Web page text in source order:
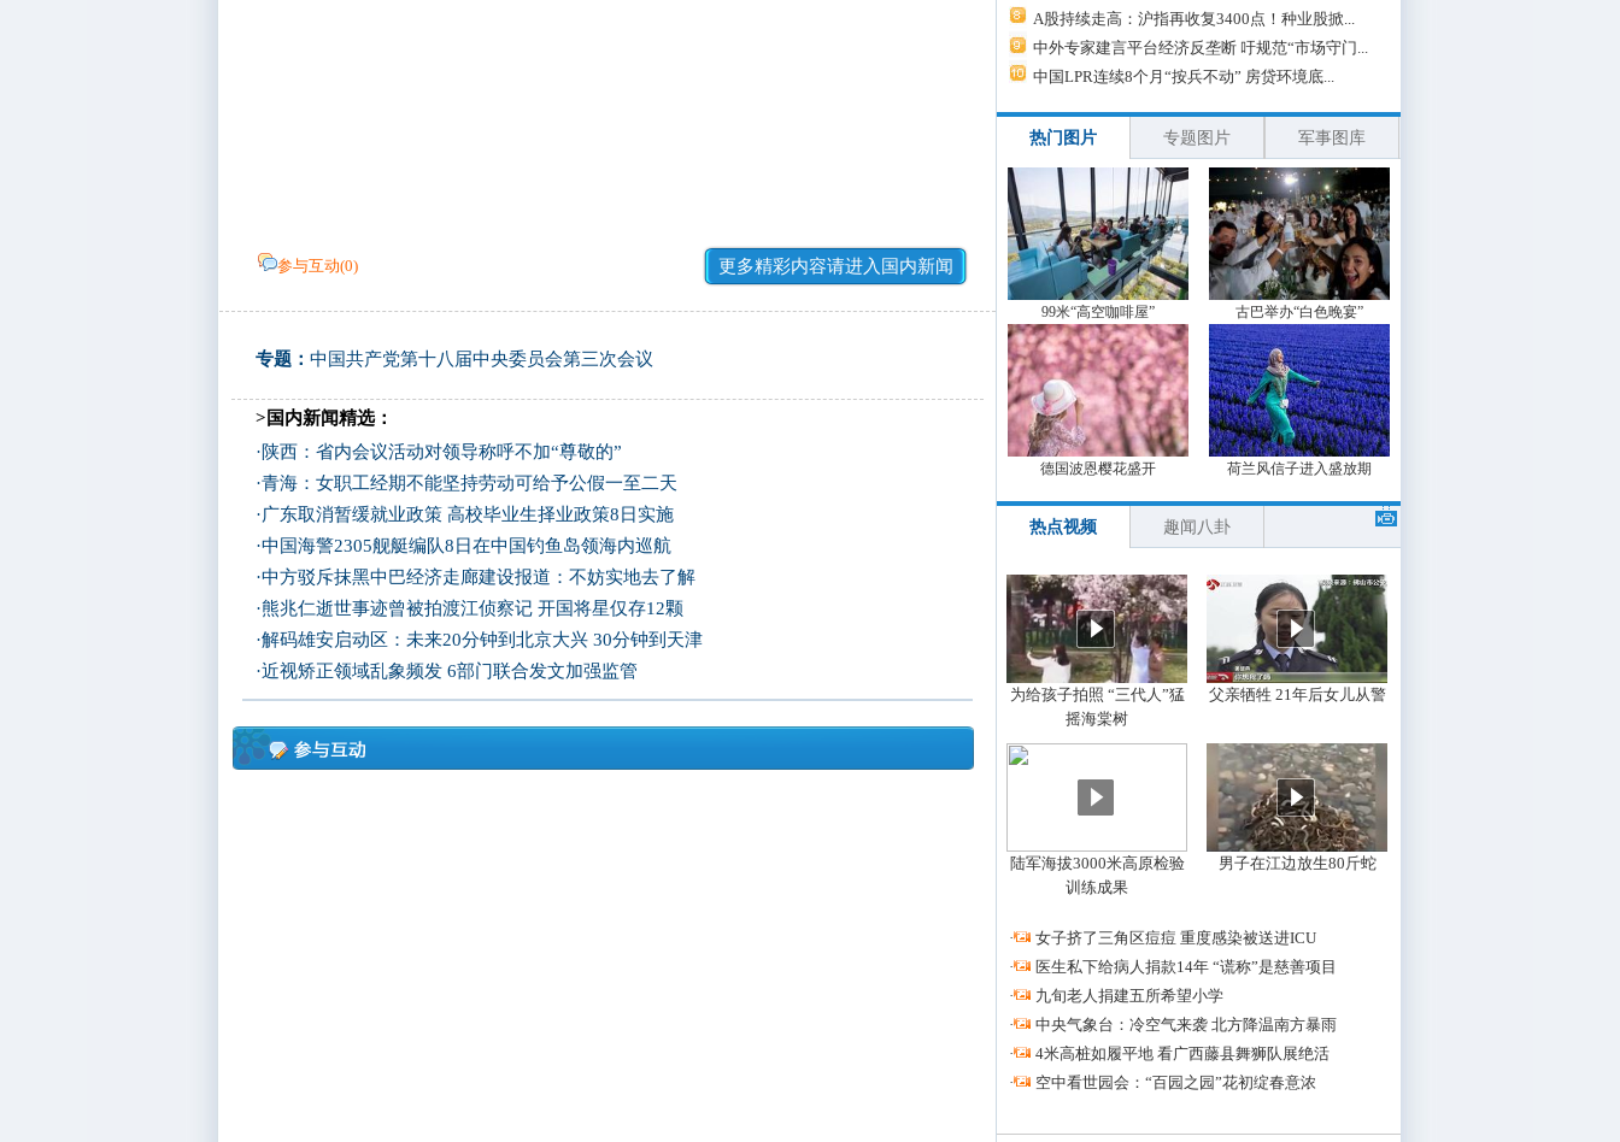
参与互动(0) 更多精彩内容请进入国内新闻
专题： 中国共产党第十八届中央委员会第三次会议
>国内新闻精选：
·陕西：省内会议活动对领导称呼不加“尊敬的”
·青海：女职工经期不能坚持劳动可给予公假一至二天
·广东取消暂缓就业政策 高校毕业生择业政策8日实施
·中国海警2305舰艇编队8日在中国钓鱼岛领海内巡航
·中方驳斥抹黑中巴经济走廊建设报道：不妨实地去了解
·熊兆仁逝世事迹曾被拍渡江侦察记 开国将星仅存12颗
·解码雄安启动区：未来20分钟到北京大兴 30分钟到天津
·近视矫正领域乱象频发 6部门联合发文加强监管
A股持续走高：沪指再收复3400点！种业股掀...
中外专家建言平台经济反垄断 吁规范“市场守门...
中国LPR连续8个月“按兵不动” 房贷环境底...
热门图片 专题图片 军事图库
99米“高空咖啡屋” 古巴举办“白色晚宴”
德国波恩樱花盛开 荷兰风信子进入盛放期
热点视频 趣闻八卦
为给孩子拍照 “三代人”猛
摇海棠树
父亲牺牲 21年后女儿从警
陆军海拔3000米高原检验
训练成果
男子在江边放生80斤蛇
·
女子挤了三角区痘痘 重度感染被送进ICU
·
医生私下给病人捐款14年 “谎称”是慈善项目
·
九旬老人捐建五所希望小学
·
中央气象台：冷空气来袭 北方降温南方暴雨
·
4米高桩如履平地 看广西藤县舞狮队展绝活
·
空中看世园会：“百园之园”花初绽春意浓